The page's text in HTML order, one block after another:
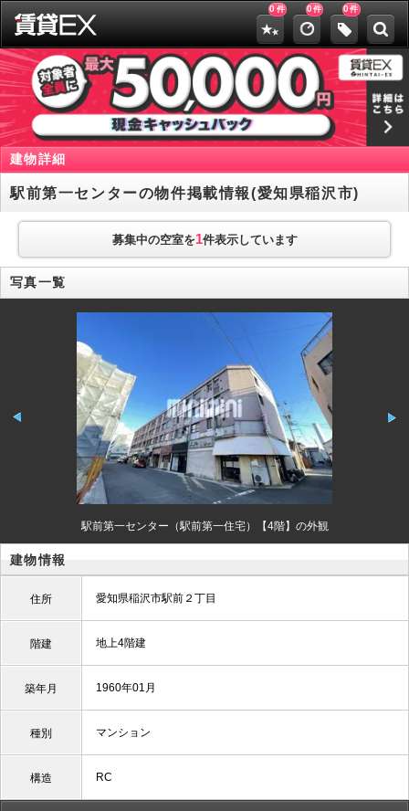
0 件 0件 0件
建物詳細
駅前第一センターの物件掲載情報(愛知県稲沢市)
募集中の空室を1件表示しています
写真一覧
駅前第一センター（駅前第一住宅）【4階】の外観
建物情報
住所 愛知県稲沢市駅前２丁目
階建 地上4階建
築年月 1960年01月
種別 マンション
構造 RC